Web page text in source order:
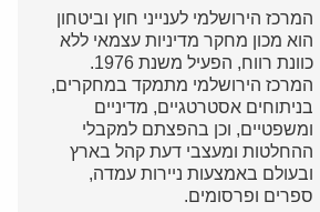
המרכז הירושלמי לענייני חוץ וביטחון
הוא מכון מחקר מדיניות עצמאי ללא
כוונת רווח, הפעיל משנת 1976.
המרכז הירושלמי מתמקד במחקרים,
בניתוחים אסטרטגיים, מדיניים
ומשפטיים, וכן בהפצתם למקבלי
ההחלטות ומעצבי דעת קהל בארץ
ובעולם באמצעות ניירות עמדה,
ספרים ופרסומים.